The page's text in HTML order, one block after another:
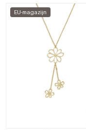
EU-magazijn